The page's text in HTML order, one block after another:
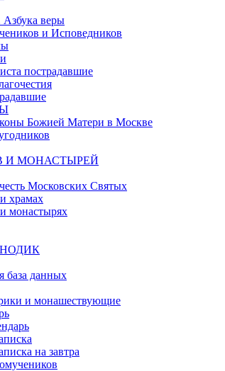
веры
и Исповедников
пострадавшие
Божией Матери в Москве
И МОНАСТЫРЕЙ
Московских Святых
храмах
монастырях
база данных
и монашествующие
на завтра